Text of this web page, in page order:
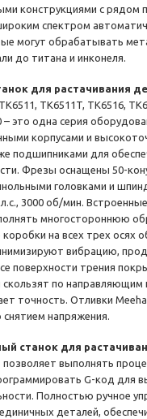
конструкциями с рядом
спектром
могут обрабатывать
до титана и инконеля.
для растачивания
TK6511T, TK6516,
– это одна серия
корпусами и
подшипниками для
Фрезы оснащены 50-
головками и
3000 об/мин.
многостороннюю
на всех трех осях
вибрацию,
поверхности трения
по направляющим
точность. Отливки
напряжения.
станок для
выполнять
G-код для
Полностью ручное
деталей,